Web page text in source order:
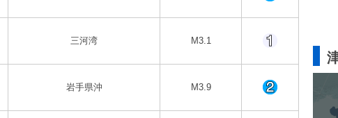
三河湾 M3.1
岩手県沖 M3.9